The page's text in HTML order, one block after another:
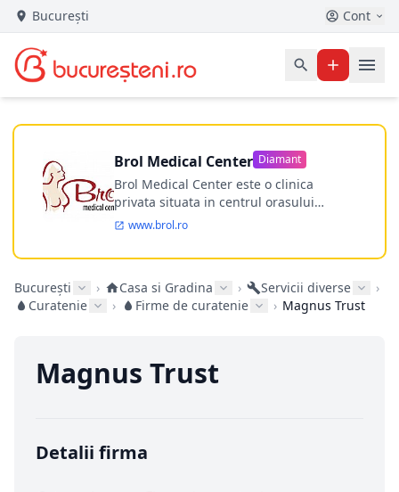
București Cont
Brol Medical Center Diamant
Brol Medical Center este o clinica
privata situata in centrul orasului
Timisoara avand o experienta de
Incepand din anul 2009 clinica isi
ultramodern.
www.brol.ro
București › Casa si Gradina › Servicii diverse
›
Curatenie
› Firme de curatenie › Magnus Trust
Magnus Trust
Detalii firma